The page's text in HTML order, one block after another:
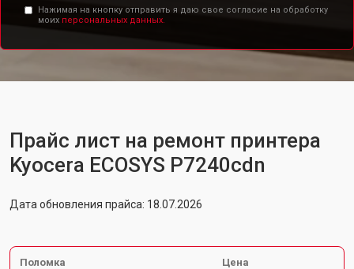
Нажимая на кнопку отправить я даю свое согласие на обработку
моих персональных данных.
Прайс лист на ремонт принтера
Kyocera ECOSYS P7240cdn
Дата обновления прайса: 18.07.2026
Поломка Цена